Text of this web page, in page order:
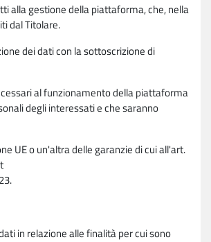
alla gestione della piattaforma, che, nella
dal Titolare.
dei dati con la sottoscrizione di
al funzionamento della piattaforma
degli interessati e che saranno
UE o un'altra delle garanzie di cui all'art.
in relazione alle finalità per cui sono